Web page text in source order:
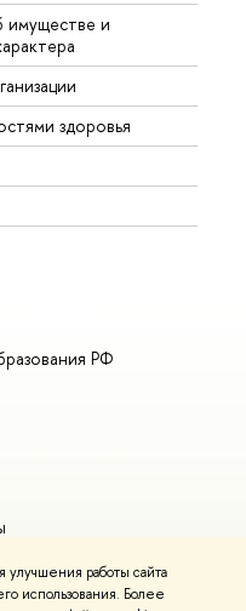
работы сайта
использования. Более
имуществе и
здоровья
РФ